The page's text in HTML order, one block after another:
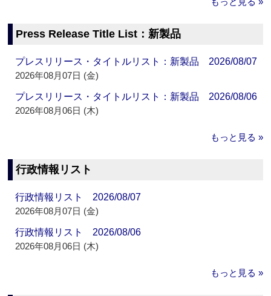
Press Release Title List：新製品
プレスリリース・タイトルリスト：新製品 2026/08/07
2026年08月07日 (金)
プレスリリース・タイトルリスト：新製品 2026/08/06
2026年08月06日 (木)
もっと見る »
行政情報リスト
行政情報リスト 2026/08/07
2026年08月07日 (金)
行政情報リスト 2026/08/06
2026年08月06日 (木)
もっと見る »